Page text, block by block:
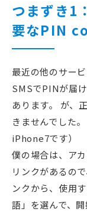
つまずき1
要なPIN
最近の他のサー
SMSでPINが届
あります。 が、
きませんでした
iPhone7です）
僕の場合は、ア
リンクがあるの
ンクから、使用
語」を選んで、